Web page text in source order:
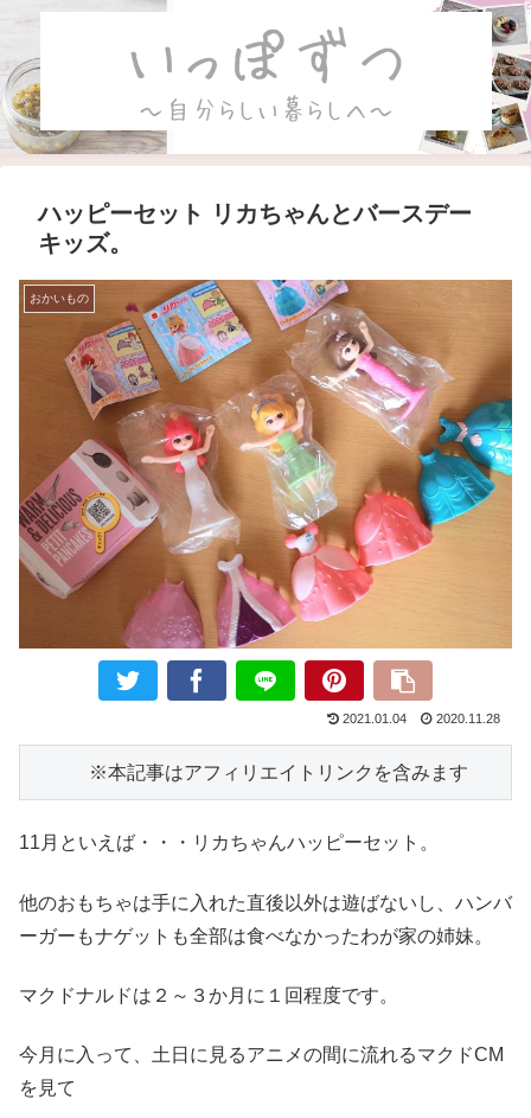
ハッピーセット リカちゃんとバースデー
キッズ。
おかいもの
2021.01.04 2020.11.28
※本記事はアフィリエイトリンクを含みます
11月といえば・・・リカちゃんハッピーセット。
他のおもちゃは手に入れた直後以外は遊ばないし、ハンバ
ーガーもナゲットも全部は食べなかったわが家の姉妹。
マクドナルドは２～３か月に１回程度です。
今月に入って、土日に見るアニメの間に流れるマクドCM
を見て